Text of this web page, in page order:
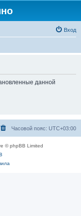
Вход
данной
Часовой пояс: UTC+03:00
© phpBB Limited